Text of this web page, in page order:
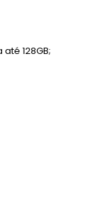
128GB;